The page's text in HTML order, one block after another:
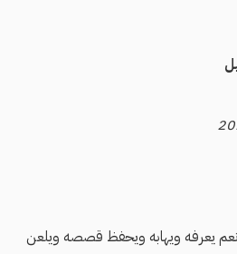
يعرفه ويهابه ويحفظ قصصه ويلعن